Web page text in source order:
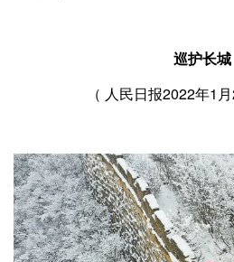
巡护长城
（ 人民日报2022年1